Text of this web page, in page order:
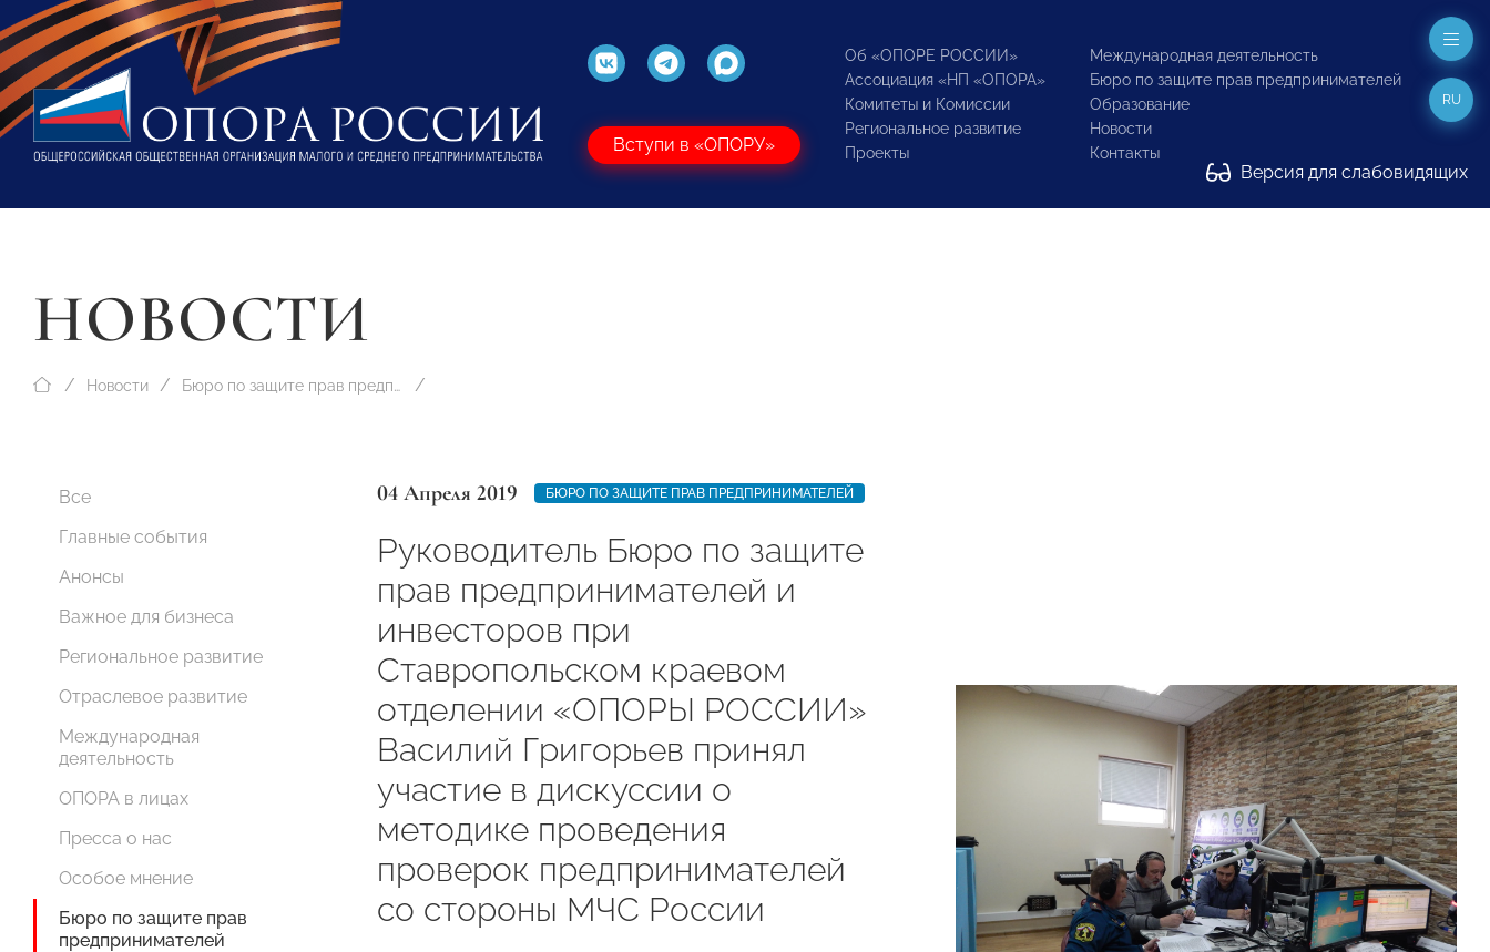
Вступи в «ОПОРУ»
Об «ОПОРЕ РОССИИ»
Ассоциация «НП «ОПОРА»
Комитеты и Комиссии
Региональное развитие
Проекты
Международная деятельность
Бюро по защите прав предпринимателей
Образование
Новости
Контакты
Версия для слабовидящих
RU
НОВОСТИ
Новости Бюро по защите прав предпринимателей
Все
Главные события
Анонсы
Важное для бизнеса
Региональное развитие
Отраслевое развитие
Международная
деятельность
ОПОРА в лицах
Пресса о нас
Особое мнение
Бюро по защите прав
предпринимателей
04 Апреля 2019 БЮРО ПО ЗАЩИТЕ ПРАВ ПРЕДПРИНИМАТЕЛЕЙ
Руководитель Бюро по защите
прав предпринимателей и
инвесторов при
Ставропольском краевом
отделении «ОПОРЫ РОССИИ»
Василий Григорьев принял
участие в дискуссии о
методике проведения
проверок предпринимателей
со стороны МЧС России